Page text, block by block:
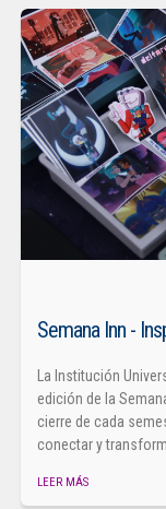
Semana Inn -
La Institución
edición de la
cierre de cada
conectar y
LEER MÁS